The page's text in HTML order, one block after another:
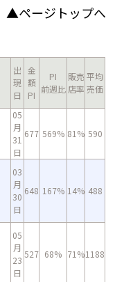
▲ページトップへ
出
現
日
金
額
PI
PI
前週比
販売
店率
平均
売価
05
月
31
日
677 569% 81% 590
03
月
30
日
648 167% 14% 488
05
月
23
日
527 68% 71%1188